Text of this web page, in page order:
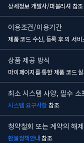
상세정보 개발사/퍼블리셔 참조
이용조건/이용기간
제품 코드 수신, 등록 후의 서비
상품 제공 방식
마이페이지를 통한 제품 코드
최소 시스템 사양, 필수 소
시스템 요구사항참조
청약철회 또는 계약의 해
환불정책안내참조